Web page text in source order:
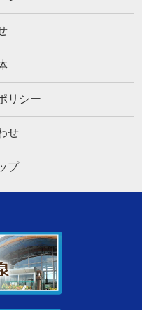
リシー
せ
プ